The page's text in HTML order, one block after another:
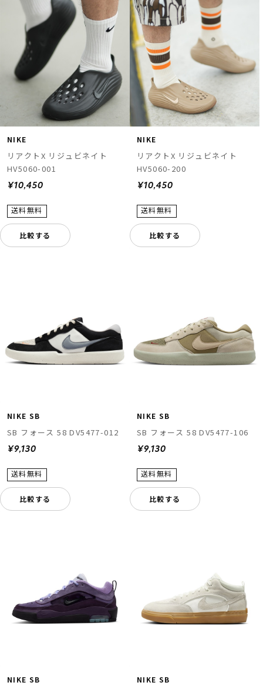
NIKE
リアクトX リジュビネイト
HV5060-001
¥10,450
比較する
NIKE
リアクトX リジュビネイト
HV5060-200
¥10,450
比較する
NIKE SB
SB フォース 58 DV5477-012
¥9,130
比較する
NIKE SB
SB フォース 58 DV5477-106
¥9,130
比較する
NIKE SB NIKE SB